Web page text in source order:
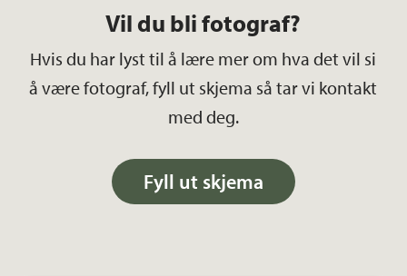
Vil du bli fotograf?
Hvis du har lyst til å lære mer om hva det vil si
å være fotograf, fyll ut skjema så tar vi kontakt
med deg.
Fyll ut skjema